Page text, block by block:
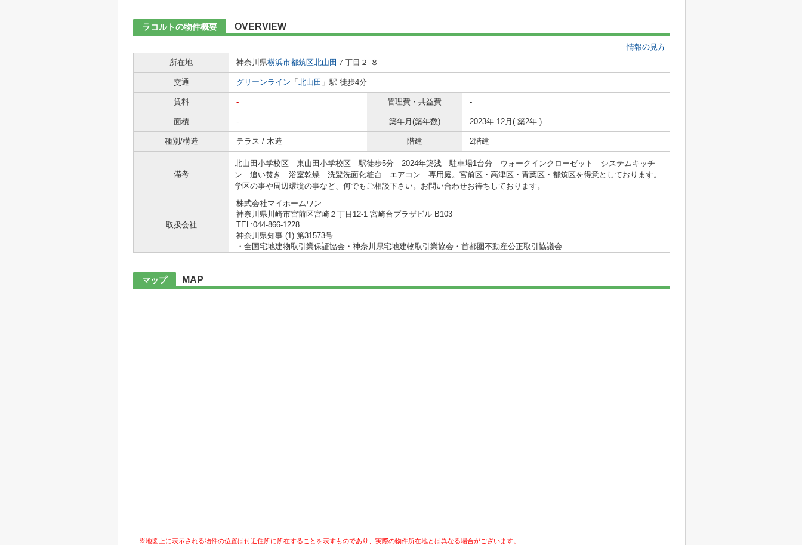
ラコルトの物件概要 OVERVIEW
情報の見方
所在地
神奈川県横浜市都筑区北山田 ７丁目２-８
交通 グリーンライン 「 北山田 」駅 徒歩4分
賃料 - 管理費・共益費 -
面積 - 築年月(築年数) 2023年 12月( 築2年 )
種別/構造 テラス / 木造 階建 2階建
備考
北山田小学校区 東山田小学校区 駅徒歩5分 2024年築浅 駐車場1台分 ウォークインクローゼット システムキッチ
ン 追い焚き 浴室乾燥 洗髪洗面化粧台 エアコン 専用庭。宮前区・高津区・青葉区・都筑区を得意としております。
学区の事や周辺環境の事など、何でもご相談下さい。お問い合わせお待ちしております。
取扱会社
株式会社マイホームワン
神奈川県川崎市宮前区宮崎２丁目12-1 宮崎台プラザビル B103
TEL:044-866-1228
神奈川県知事 (1) 第31573号
・全国宅地建物取引業保証協会・神奈川県宅地建物取引業協会・首都圏不動産公正取引協議会
マップ MAP
※地図上に表示される物件の位置は付近住所に所在することを表すものであり、実際の物件所在地とは異なる場合がございます。